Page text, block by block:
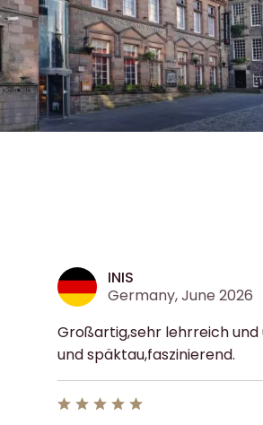
INIS
Germany, June 2026
Großartig,sehr lehrreich und
und späktau,faszinierend.